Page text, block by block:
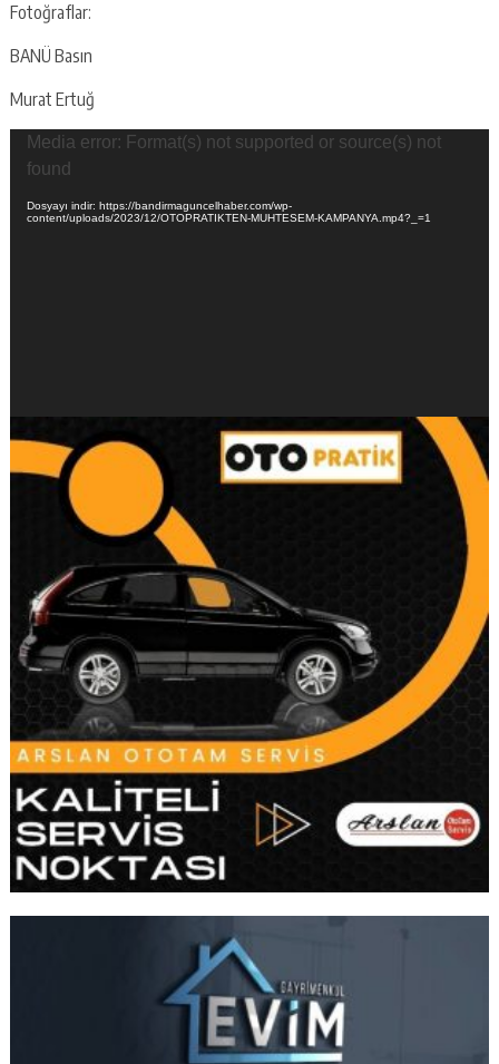
Fotoğraflar:
BANÜ Basın
Murat Ertuğ
Video
oynatıcı
Media error: Format(s) not supported or source(s) not
found
Dosyayı indir: https://bandirmaguncelhaber.com/wp-
content/uploads/2023/12/OTOPRATIKTEN-MUHTESEM-KAMPANYA.mp4?_=1